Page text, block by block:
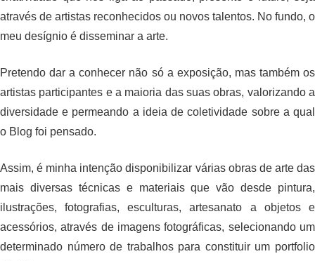
através de artistas reconhecidos ou novos talentos. No fundo, o
meu desígnio é disseminar a arte.
Pretendo dar a conhecer não só a exposição, mas também os
artistas participantes e a maioria das suas obras, valorizando a
diversidade e permeando a ideia de coletividade sobre a qual
o Blog foi pensado.
Assim, é minha intenção disponibilizar várias obras de arte das
mais diversas técnicas e materiais que vão desde pintura,
ilustrações, fotografias, esculturas, artesanato a objetos e
acessórios, através de imagens fotográficas, selecionando um
determinado número de trabalhos para constituir um portfolio